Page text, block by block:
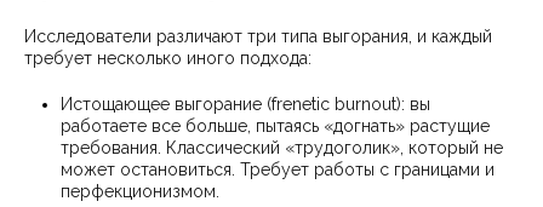
Исследователи различают три типа выгорания, и каждый
требует несколько иного подхода:
Истощающее выгорание (frenetic burnout): вы
работаете все больше, пытаясь «догнать» растущие
требования. Классический «трудоголик», который не
может остановиться. Требует работы с границами и
перфекционизмом.